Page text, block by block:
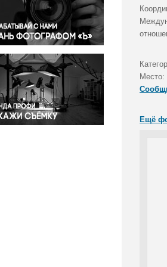
Правосудие
Происшествия и конфликты
Религия
Светская жизнь
Спорт
Экология
Экономика и бизнес
Место:
Ещё